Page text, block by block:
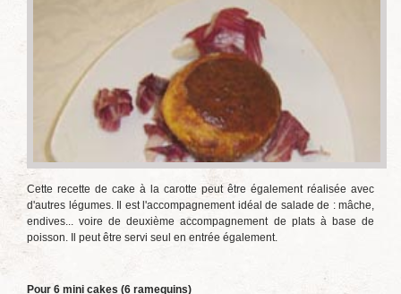
Cette recette de cake à la carotte peut être également réalisée avec
d'autres légumes. Il est l'accompagnement idéal de salade de : mâche,
endives... voire de deuxième accompagnement de plats à base de
poisson. Il peut être servi seul en entrée également.
Pour 6 mini cakes (6 ramequins)